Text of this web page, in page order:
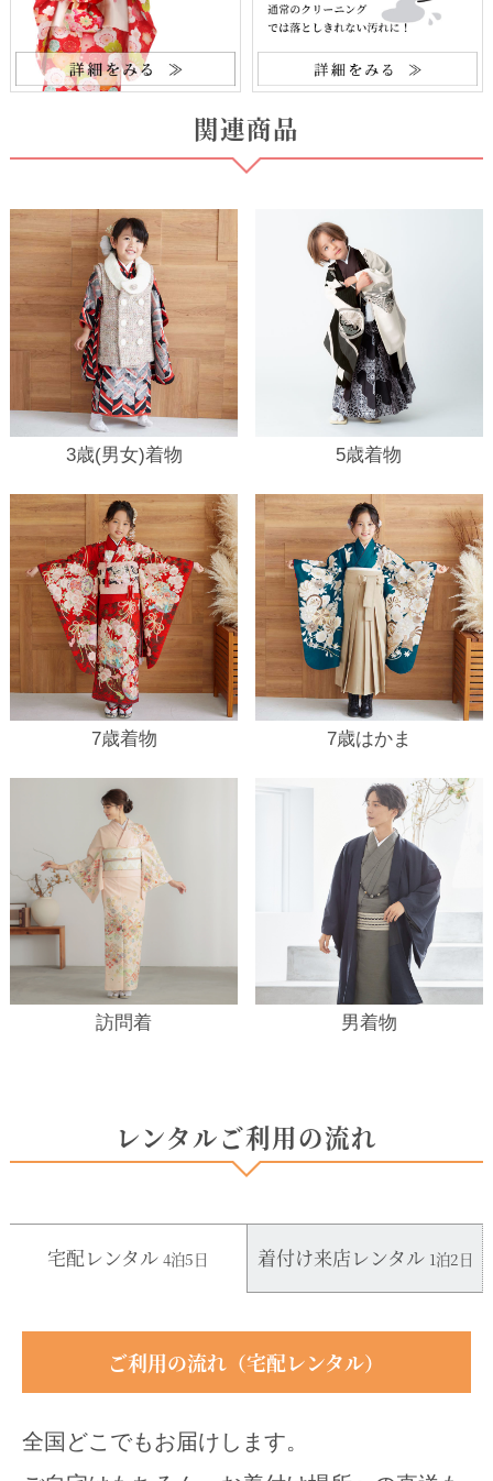
関連商品
3歳(男女)着物 5歳着物
7歳着物 7歳はかま
訪問着 男着物
レンタルご利用の流れ
宅配レンタル4泊5日 着付け来店レンタル 1泊2日
ご利用の流れ（宅配レンタル）
全国どこでもお届けします。